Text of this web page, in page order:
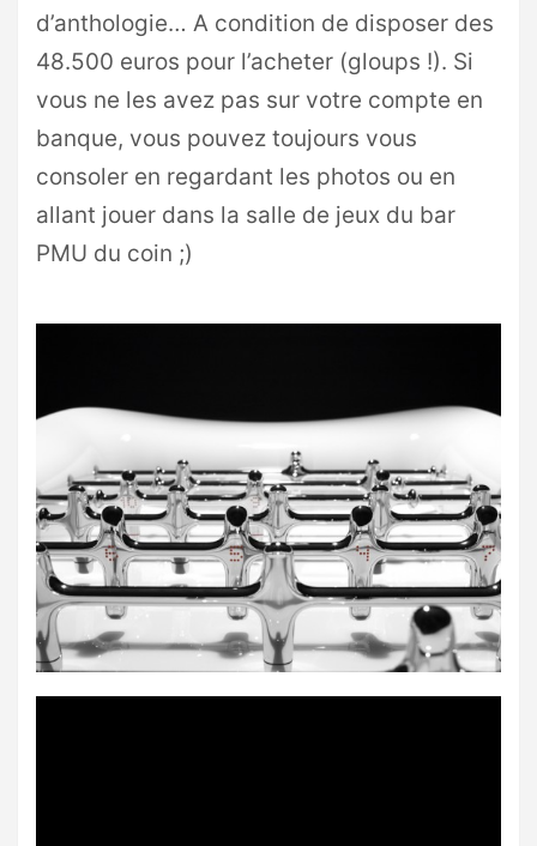
d’anthologie… A condition de disposer des
48.500 euros pour l’acheter (gloups !). Si
vous ne les avez pas sur votre compte en
banque, vous pouvez toujours vous
consoler en regardant les photos ou en
allant jouer dans la salle de jeux du bar
PMU du coin ;)